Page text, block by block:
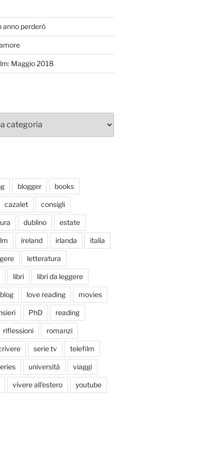
anno perderò
Maggio 2018
blogger books
cazalet consigli
dublino estate
ireland irlanda italia
letteratura
libri libri da leggere
love reading movies
PhD reading
riflessioni romanzi
serie tv telefilm
università viaggi
vivere all'estero youtube